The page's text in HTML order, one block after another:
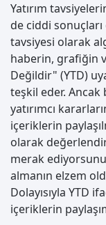
Yatırım
de ciddi
tavsiyesi olarak
haberin, grafiğin
Değildir" (YTD)
teşkil eder. Ancak
yatırımcı
içeriklerin
olarak
merak
almanın elzem
Dolayısıyla YTD
içeriklerin